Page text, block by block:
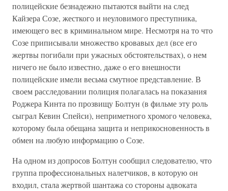
полицейские безнадежно пытаются выйти на след
Кайзера Созе, жесткого и неуловимого преступника,
имеющего вес в криминальном мире. Несмотря на то что
Созе приписывали множество кровавых дел (все его
жертвы погибали при ужасных обстоятельствах), о нем
ничего не было известно, даже о его внешности
полицейские имели весьма смутное представление. В
своем расследовании полиция полагалась на показания
Роджера Кинта по прозвищу Болтун (в фильме эту роль
сыграл Кевин Спейси), неприметного хромого человека,
которому была обещана защита и неприкосновенность в
обмен на любую информацию о Созе.
На одном из допросов Болтун сообщил следователю, что
группа профессиональных налетчиков, в которую он
входил, стала жертвой шантажа со стороны адвоката